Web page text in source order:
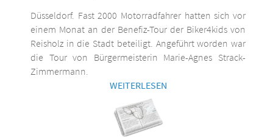
Düsseldorf. Fast 2000 Motorradfahrer hatten sich vor
einem Monat an der Benefiz-Tour der Biker4kids von
Reisholz in die Stadt beteiligt. Angeführt worden war
die Tour von Bürgermeisterin Marie-Agnes Strack-
Zimmermann.
WEITERLESEN